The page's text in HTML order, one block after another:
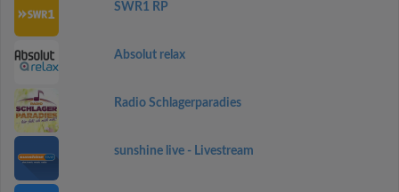
SWR1 RP
Absolut relax
Radio Schlagerparadies
sunshine live - Livestream